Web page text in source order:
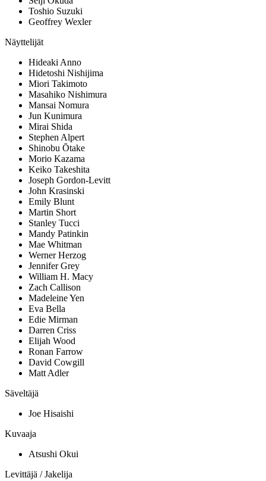
Toshio Suzuki
Geoffrey Wexler
Näyttelijät
Hideaki Anno
Hidetoshi Nishijima
Miori Takimoto
Masahiko Nishimura
Mansai Nomura
Jun Kunimura
Mirai Shida
Stephen Alpert
Shinobu Ōtake
Morio Kazama
Keiko Takeshita
Joseph Gordon-Levitt
John Krasinski
Emily Blunt
Martin Short
Stanley Tucci
Mandy Patinkin
Mae Whitman
Werner Herzog
Jennifer Grey
William H. Macy
Zach Callison
Madeleine Yen
Eva Bella
Edie Mirman
Darren Criss
Elijah Wood
Ronan Farrow
David Cowgill
Matt Adler
Säveltäjä
Joe Hisaishi
Kuvaaja
Atsushi Okui
Levittäjä / Jakelija